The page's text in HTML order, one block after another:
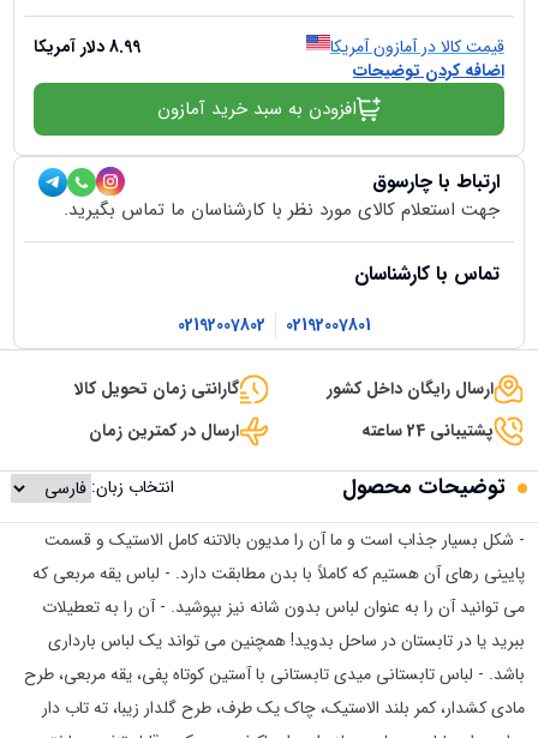
قیمت کالا در آمازون آمریکا 8.99دلار آمریکا
اضافه کردن توضیحات
افزودن به سبد خرید آمازون
ارتباط با چارسوق
جهت استعلام کالای مورد نظر با کارشناسان ما تماس بگیرید.
تماس با کارشناسان
02192007801
02192007802
ارسال رایگان داخل کشور
گارانتی زمان تحویل کالا
پشتیبانی 24 ساعته
ارسال در کمترین زمان
توضیحات محصول
انتخاب زبان:
- شکل بسیار جذاب است و ما آن را مدیون بالاتنه کامل الاستیک و قسمت
پایینی رهای آن هستیم که کاملاً با بدن مطابقت دارد. - لباس یقه مربعی که
می توانید آن را به عنوان لباس بدون شانه نیز بپوشید. - آن را به تعطیلات
ببرید یا در تابستان در ساحل بدوید! همچنین می تواند یک لباس بارداری
باشد. - لباس تابستانی میدی تابستانی با آستین کوتاه پفی، یقه مربعی، طرح
مادی کشدار، کمر بلند الاستیک، چاک یک طرف، طرح گلدار زیبا، ته تاب دار